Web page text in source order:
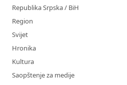
Republika Srpska / BiH
Region
Svijet
Hronika
Kultura
Saopštenje za medije